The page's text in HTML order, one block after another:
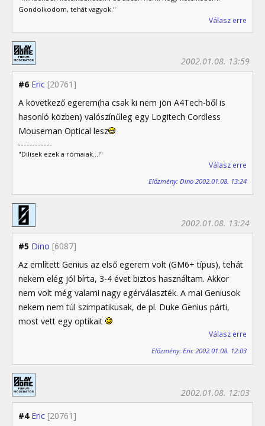
Gondolkodom, tehát vagyok."
Válasz erre
#6 Eric [20761]
2002.01.08. 13:59
A következő egerem(ha csak ki nem jön A4Tech-ből is
hasonló közben) valószínűleg egy Logitech Cordless
Mouseman Optical lesz
"Dilisek ezek a rómaiak...!"
Válasz erre
Előzmény: Dino 2002.01.08. 13:24
#5 Dino [6087]
2002.01.08. 13:24
Az említett Genius az első egerem volt (GM6+ típus), tehát
nekem elég jól bírta, 3-4 évet biztos használtam. Akkor
nem volt még valami nagy egérválaszték. A mai Geniusok
nekem nem túl szimpatikusak, de pl. Duke Genius párti,
most vett egy optikait
Válasz erre
Előzmény: Eric 2002.01.08. 12:03
#4 Eric [20761]
2002.01.08. 12:03